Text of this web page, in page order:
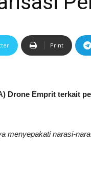
Print
Drone Emprit terkait
menyepakati narasi-